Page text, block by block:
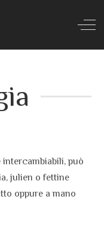
Off-
può
julien o fettine
oppure a mano